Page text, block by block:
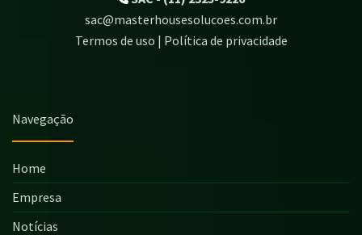
sac@masterhousesolucoes.com.br
Termos de uso | Política de privacidade
Navegação
Home
Empresa
Notícias